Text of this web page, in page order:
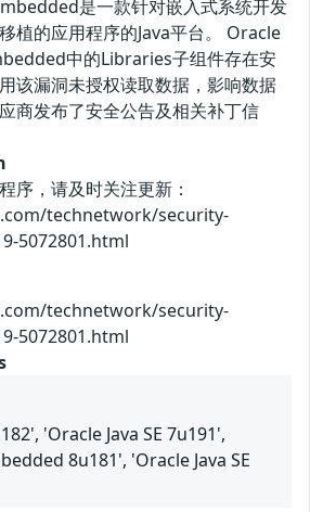
是一款针对嵌入式系统开发
植的应用程序的Java平台。 Oracle
中的Libraries子组件存在安
该漏洞未授权读取数据，影响数据
商发布了安全公告及相关补丁信
序，请及时关注更新：
technetwork/security-
5072801.html
technetwork/security-
5072801.html
'Oracle Java SE 7u191',
8u181', 'Oracle Java SE